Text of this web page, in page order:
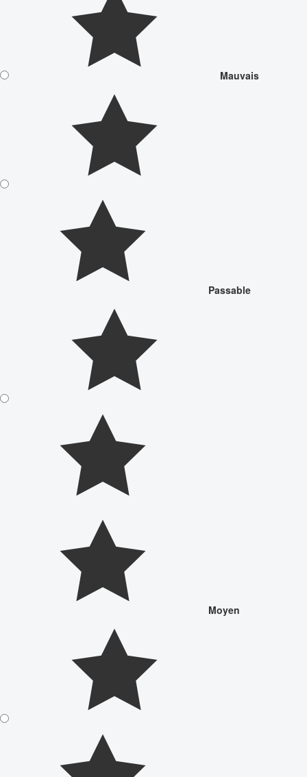
Mauvais
Passable
Moyen